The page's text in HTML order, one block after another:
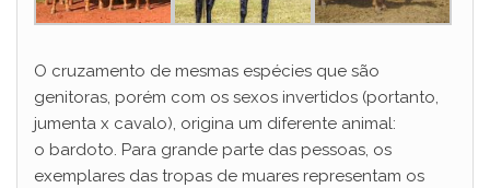
O cruzamento de mesmas espécies que são
genitoras, porém com os sexos invertidos (portanto,
jumenta x cavalo), origina um diferente animal:
o bardoto. Para grande parte das pessoas, os
exemplares das tropas de muares representam os